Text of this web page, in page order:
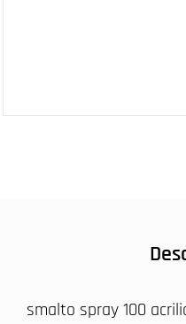
smalto spray 100